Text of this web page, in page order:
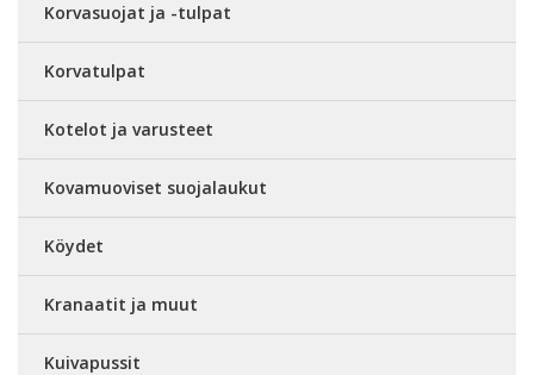
Korvasuojat ja -tulpat
Korvatulpat
Kotelot ja varusteet
Kovamuoviset suojalaukut
Köydet
Kranaatit ja muut
Kuivapussit